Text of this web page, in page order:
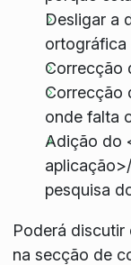
Desligar a
ortográfica
Correcção
Correcção
onde falta
Adição do
pesquisa
Poderá discutir
na secção de